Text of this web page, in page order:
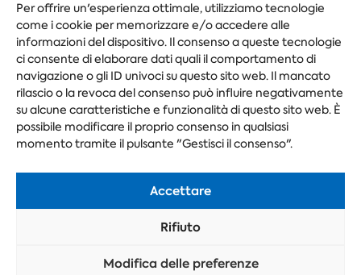
Per offrire un'esperienza ottimale, utilizziamo tecnologie
come i cookie per memorizzare e/o accedere alle
informazioni del dispositivo. Il consenso a queste tecnologie
ci consente di elaborare dati quali il comportamento di
navigazione o gli ID univoci su questo sito web. Il mancato
rilascio o la revoca del consenso può influire negativamente
su alcune caratteristiche e funzionalità di questo sito web. È
possibile modificare il proprio consenso in qualsiasi
momento tramite il pulsante "Gestisci il consenso".
Accettare
Rifiuto
Modifica delle preferenze
Festival
Fai la tua domanda